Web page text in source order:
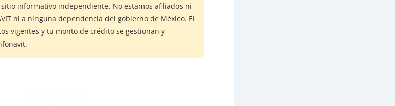
sitio informativo independiente. No estamos afiliados ni
ni a ninguna dependencia del gobierno de México. El
vigentes y tu monto de crédito se gestionan y